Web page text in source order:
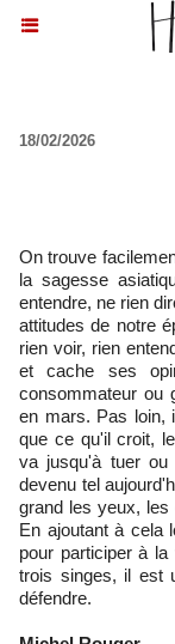
18/02/2026
On trouve facilement sur nos étals occidentaux un objet issu de
la sagesse
entendre, ne rien
attitudes de notre
rien voir, rien
et cache ses
consommateur ou
en mars. Pas loin,
que ce qu'il croit,
va jusqu'à tuer
devenu tel
grand les yeux, les
En ajoutant à cela
pour participer à
trois singes, il est
défendre.